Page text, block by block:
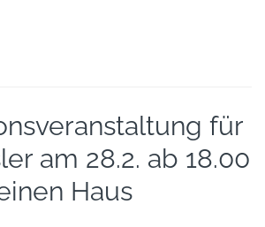
für
am 28.2. ab 18.00
Haus